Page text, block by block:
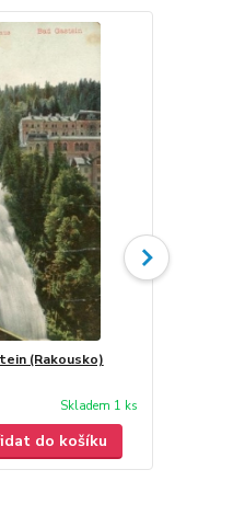
(Rakousko)
Skladem 1 ks
do košíku